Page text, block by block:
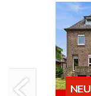
NEU